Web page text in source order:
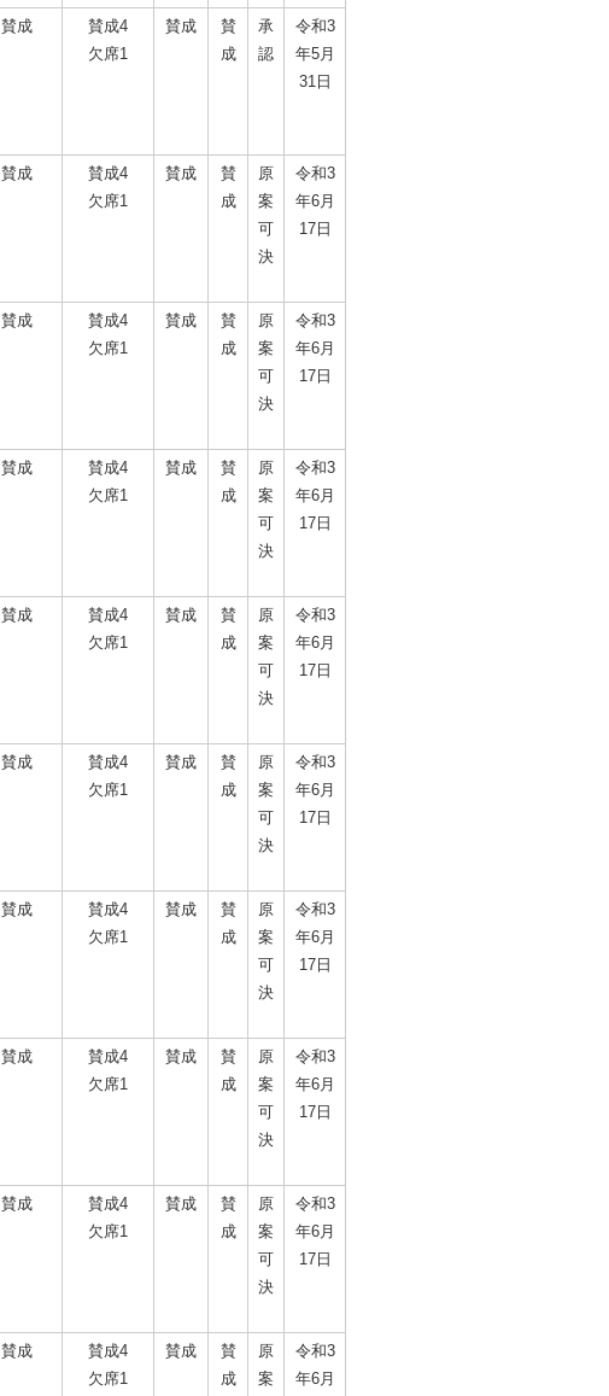
賛成
賛成4
欠席1
賛成
賛
成
承
認
令和3
年5月
31日
賛成
賛成4
欠席1
賛成
賛
成
原
案
可
決
令和3
年6月
17日
賛成
賛成4
欠席1
賛成
賛
成
原
案
可
決
令和3
年6月
17日
賛成
賛成4
欠席1
賛成
賛
成
原
案
可
決
令和3
年6月
17日
賛成
賛成4
欠席1
賛成
賛
成
原
案
可
決
令和3
年6月
17日
賛成
賛成4
欠席1
賛成
賛
成
原
案
可
決
令和3
年6月
17日
賛成
賛成4
欠席1
賛成
賛
成
原
案
可
決
令和3
年6月
17日
賛成
賛成4
欠席1
賛成
賛
成
原
案
可
決
令和3
年6月
17日
賛成
賛成4
欠席1
賛成
賛
成
原
案
可
決
令和3
年6月
17日
賛成
賛成4
欠席1
賛成
賛
成
原
案
令和3
年6月